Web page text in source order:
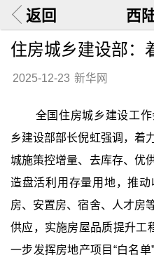
返回 西
住房城乡建设部：
2025-12-23 新华网
全国住房城乡建设工
乡建设部部长倪虹强调，着
城施策控增量、去库存、优
造盘活利用存量用地，推
房、安置房、宿舍、人才房
供应，实施房屋品质提升工
一步发挥房地产项目“白名